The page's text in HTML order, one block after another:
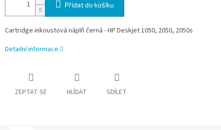
Přidat do košíku
Cartridge inkoustová náplň černá - HP Deskjet 1050, 2050, 2050s
Detailní informace
ZEPTAT SE HLÍDAT SDÍLET